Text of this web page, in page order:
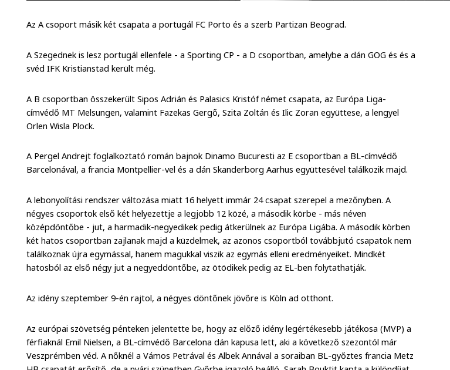
Az A csoport másik két csapata a portugál FC Porto és a szerb Partizan Beograd.
A Szegednek is lesz portugál ellenfele - a Sporting CP - a D csoportban, amelybe a dán GOG és és a
svéd IFK Kristianstad került még.
A B csoportban összekerült Sipos Adrián és Palasics Kristóf német csapata, az Európa Liga-
címvédő MT Melsungen, valamint Fazekas Gergő, Szita Zoltán és Ilic Zoran együttese, a lengyel
Orlen Wisla Plock.
A Pergel Andrejt foglalkoztató román bajnok Dinamo Bucuresti az E csoportban a BL-címvédő
Barcelonával, a francia Montpellier-vel és a dán Skanderborg Aarhus együttesével találkozik majd.
A lebonyolítási rendszer változása miatt 16 helyett immár 24 csapat szerepel a mezőnyben. A
négyes csoportok első két helyezettje a legjobb 12 közé, a második körbe - más néven
középdöntőbe - jut, a harmadik-negyedikek pedig átkerülnek az Európa Ligába. A második körben
két hatos csoportban zajlanak majd a küzdelmek, az azonos csoportból továbbjutó csapatok nem
találkoznak újra egymással, hanem magukkal viszik az egymás elleni eredményeiket. Mindkét
hatosból az első négy jut a negyeddöntőbe, az ötödikek pedig az EL-ben folytathatják.
Az idény szeptember 9-én rajtol, a négyes döntőnek jövőre is Köln ad otthont.
Az európai szövetség pénteken jelentette be, hogy az előző idény legértékesebb játékosa (MVP) a
férfiaknál Emil Nielsen, a BL-címvédő Barcelona dán kapusa lett, aki a következő szezontól már
Veszprémben véd. A nőknél a Vámos Petrával és Albek Annával a soraiban BL-győztes francia Metz